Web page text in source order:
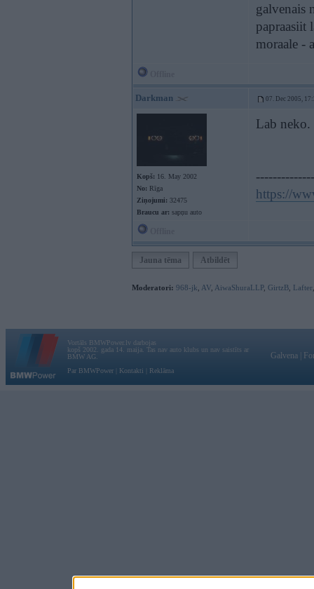
galvenais
papraasiit
moraale -
Darkman 07. Dec 2005,
Kopš: 16. May 2002
No: Rīga
Ziņojumi: 32475
Braucu ar: sapņu auto
Lab neko.
https://
Jauna tēma Atbildēt
Moderatori: 968-jk AV AiwaShuraLLP, GirtzB Lafter
Vortāls BMWPower.lv darbojas
kopš 2002. gada 14. maija. Tas nav auto klubs un nav saistīts ar
BMW AG.
Par BMWPower
Kontakti Reklāma
Galvena